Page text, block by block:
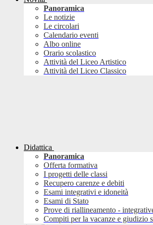
Panoramica
Le notizie
Le circolari
Calendario eventi
Albo online
Orario scolastico
Attività del Liceo Artistico
Attività del Liceo Classico
Didattica
Panoramica
Offerta formativa
I progetti delle classi
Recupero carenze e debiti
Esami integrativi e idoneità
Esami di Stato
Prove di riallineamento -
Compiti per la vacanze e giudizio